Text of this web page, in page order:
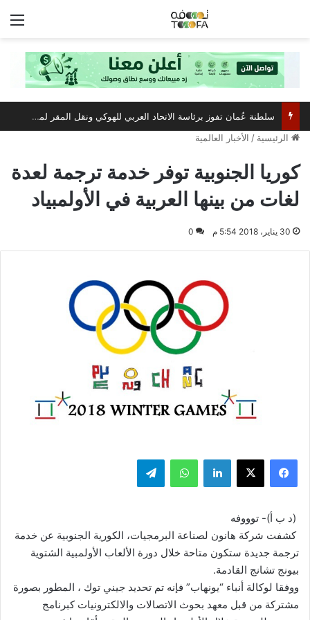
سلطنة عُمان تفوز برئاسة الاتحاد العربي للهوكي ونقل المقر لمسقط
الرئيسية / الأخبار العالمية
كوريا الجنوبية توفر خدمة ترجمة لعدة
لغات من بينها العربية في الأولمبياد
30 يناير، 2018 5:54 م 0
فيسبوك ‫X لينكدإن واتساب تيلقرام
(د ب أ)- توووفه
كشفت شركة هانون لصناعة البرمجيات، الكورية الجنوبية عن خدمة
ترجمة جديدة ستكون متاحة خلال دورة الألعاب الأولمبية الشتوية
بيونج تشانج القادمة.
ووفقا لوكالة أنباء “يونهاب” فإنه تم تحديد جيني توك ، المطور بصورة
مشتركة من قبل معهد بحوث الاتصالات والالكترونيات كبرنامج